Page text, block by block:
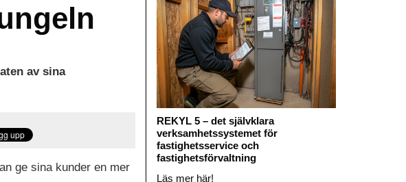
av sina
ge sina kunder en mer
REKYL 5 – det självklara
verksamhetssystemet för
fastighetsservice och
fastighetsförvaltning
Läs mer här!